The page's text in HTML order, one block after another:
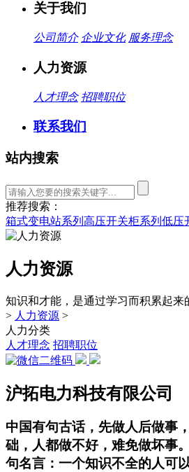
关于我们
公司简介 企业文化 服务理念
人力资源
人才理念 招聘职位
联系我们
站内搜索
推荐搜索：
箱式变电站系列 高压开关柜系列 低压
人力资源
知识和才能，是通过学习而积累起来
> 人力资源 >
人力分类
人才理念 招聘职位
沪拓电力科技有限公司
中国有句古话，先做人后做事
础，人都做不好，难免做坏事
句名言：一个知识不全的人可